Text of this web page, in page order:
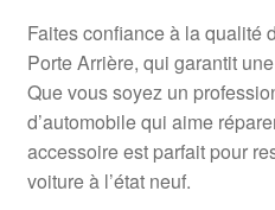
Plainte
Politique de confidentialité
Procédure de Réclamation
Faites confiance à la qualité
Porte Arrière, qui garantit
Que vous soyez un
d’automobile qui aime
accessoire est parfait pour
voiture à l’état neuf.